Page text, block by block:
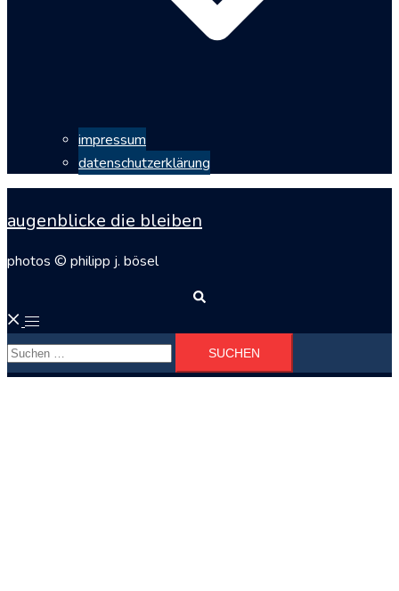
impressum
datenschutzerklärung
augenblicke die bleiben
photos © philipp j. bösel
Menü
umschalten
Suchen
nach: